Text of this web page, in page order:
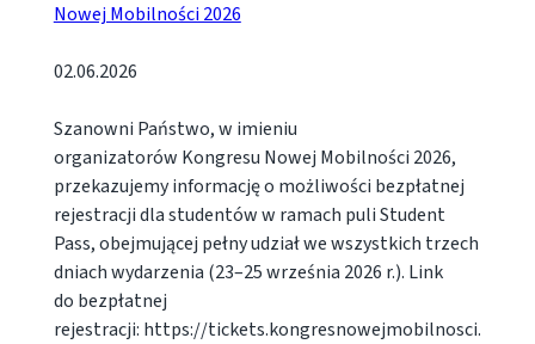
Nowej Mobilności 2026
02.06.2026
Szanowni Państwo, w imieniu
organizatorów Kongresu Nowej Mobilności 2026,
przekazujemy informację o możliwości bezpłatnej
rejestracji dla studentów w ramach puli Student
Pass, obejmującej pełny udział we wszystkich trzech
dniach wydarzenia (23–25 września 2026 r.). Link
do bezpłatnej
rejestracji: https://tickets.kongresnowejmobilnosci.